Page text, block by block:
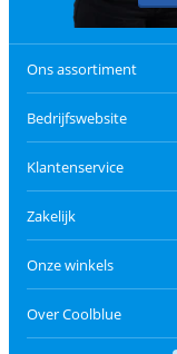
Ons assortiment
Bedrijfswebsite
Klantenservice
Zakelijk
Onze winkels
Over Coolblue